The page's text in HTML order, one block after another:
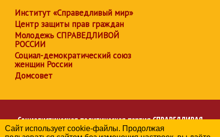
Институт «Справедливый мир»
Центр защиты прав граждан
Молодежь СПРАВЕДЛИВОЙ
РОССИИ
Социал-демократический союз
женщин России
Домсовет
Социалистическая политическая партияСПРАВЕДЛИВАЯ
РОССИЯ
Сайт использует cookie-файлы. Продолжая